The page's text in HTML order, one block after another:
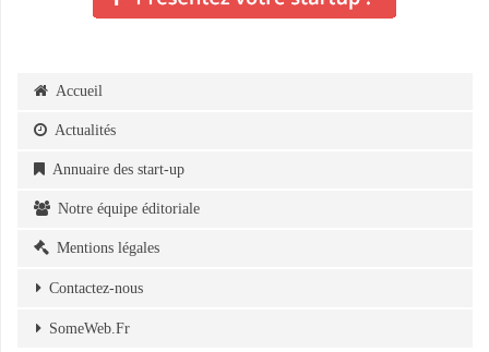
Accueil
Actualités
Annuaire des start-up
Notre équipe éditoriale
Mentions légales
Contactez-nous
SomeWeb.Fr